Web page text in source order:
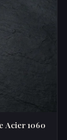
Acier 1060